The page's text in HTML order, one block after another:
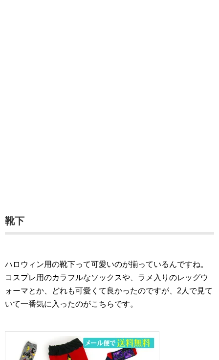
靴下
ハロウィン用の靴下って可愛いのが揃っているんですね。
コスプレ用のカラフルなソックスや、ラメ入りのレッグウ
ォーマとか、どれも可愛くて良かったのですが、2人で見て
いて一番気に入ったのがこちらです。